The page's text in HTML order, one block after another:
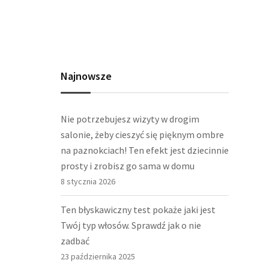
Najnowsze
Nie potrzebujesz wizyty w drogim
salonie, żeby cieszyć się pięknym ombre
na paznokciach! Ten efekt jest dziecinnie
prosty i zrobisz go sama w domu
8 stycznia 2026
Ten błyskawiczny test pokaże jaki jest
Twój typ włosów. Sprawdź jak o nie
zadbać
23 października 2025